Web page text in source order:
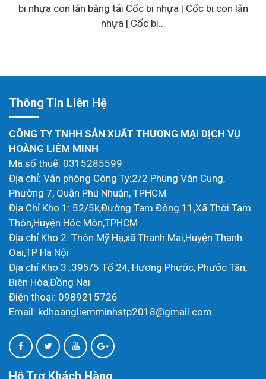
bi nhựa con lăn băng tải Cốc bi nhựa | Cốc bi con lăn
nhựa | Cốc bi...
Thông Tin Liên Hệ
CÔNG TY TNHH SẢN XUẤT THƯƠNG MẠI DỊCH VỤ
HOÀNG LIÊM MINH
Mã số thuế: 0315285599
Địa chỉ: Văn phòng Công Ty:2/2 Phùng Văn Cung,
Phường 7, Quận Phú Nhuận, TPHCM
Địa Chỉ Kho 1: 52/5k,Đường Tam Đông 11,Xã Thới Tam
Thôn,Huyện Hóc Môn,TPHCM
Địa chỉ Kho 2: Thôn Mỹ Hạ,xã Thanh Mai,Huyện Thanh
Oai,TP Hà Nội
Địa chỉ Kho 3 :395/5 Tổ 24, Hương Phước, Phước Tân,
Biên Hòa,Đồng Nai
Điện thoại: 0989215726
Email: kdhoangliemminhstp2018@gmail.com
Hỗ Trợ Khách Hàng